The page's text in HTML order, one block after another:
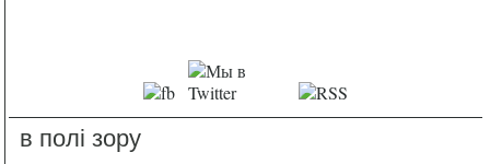
в полі зору